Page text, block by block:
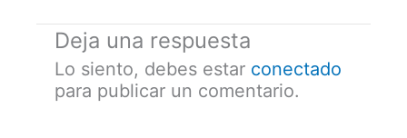
Deja una respuesta
Lo siento, debes estar conectado
para publicar un comentario.